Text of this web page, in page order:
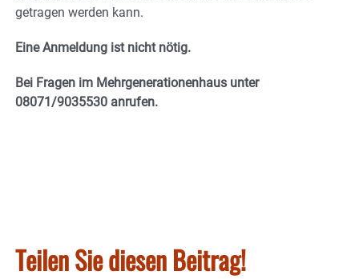
getragen werden kann.
Eine Anmeldung ist nicht nötig.
Bei Fragen im Mehrgenerationenhaus unter
08071/9035530 anrufen.
Teilen Sie diesen Beitrag!